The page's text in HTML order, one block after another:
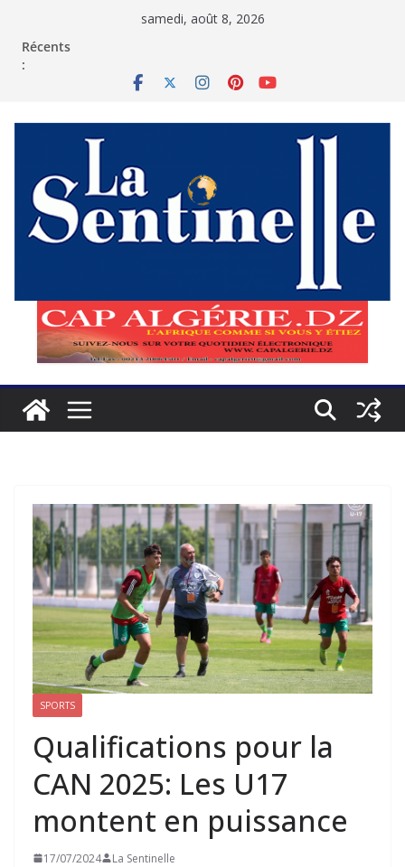
samedi, août 8, 2026
Récents
:
SPORTS
Qualifications pour la
CAN 2025: Les U17
montent en puissance
17/07/2024 La Sentinelle